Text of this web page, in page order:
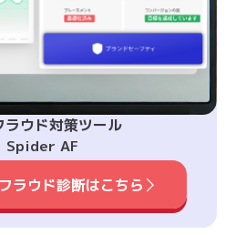
ラウド対策ツール
Spider AF
ラウド診断はこちら